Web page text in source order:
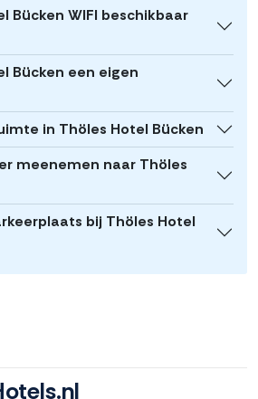
Bücken WIFI beschikbaar
Bücken een eigen
in Thöles Hotel Bücken
meenemen naar Thöles
bij Thöles Hotel